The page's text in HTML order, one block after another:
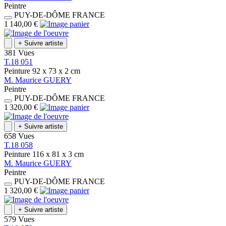
Peintre
PUY-DE-DÔME FRANCE
1 140,00 €
+ Suivre artiste
381 Vues
T.18 051
Peinture 92 x 73 x 2 cm
M. Maurice GUERY
Peintre
PUY-DE-DÔME FRANCE
1 320,00 €
+ Suivre artiste
658 Vues
T.18 058
Peinture 116 x 81 x 3 cm
M. Maurice GUERY
Peintre
PUY-DE-DÔME FRANCE
1 320,00 €
+ Suivre artiste
579 Vues